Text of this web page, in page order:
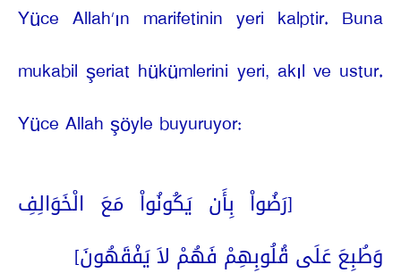
Yüce Allah’ın marifetinin yeri kalptir. Buna
mukabil şeriat hükümlerini yeri, akıl ve ustur.
Yüce Allah şöyle buyuruyor:
[رَضُواْ بِأَن يَكُونُواْ مَعَ الْخَوَالِفِ
وَطُبِعَ عَلَى قُلُوبِهِمْ فَهُمْ لاَ يَفْقَهُونَ]